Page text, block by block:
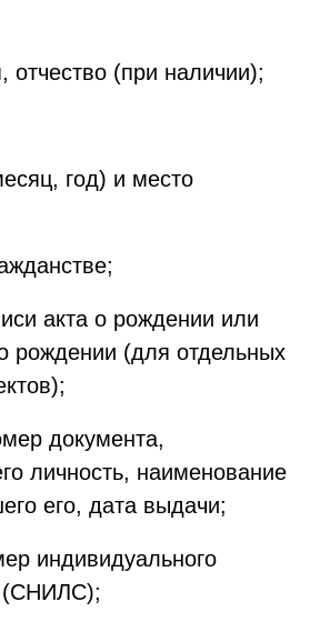
(при наличии);
год) и место
акта о рождении или
рождении (для отдельных
документа,
личность, наименование
его, дата выдачи;
индивидуального
(СНИЛС);